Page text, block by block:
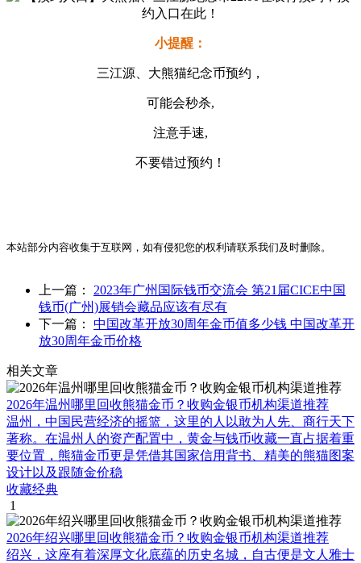
小提醒：
三江源、大熊猫纪念币预约，
可能会秒杀,
注意手速,
不要错过预约！
本站部分内容收集于互联网，如有侵犯您的权利请联系我们及时删除。
上一篇： 2023年广州国际钱币交流会 第21届CICE中国
钱币(广州)展销会藏品应该有尽有
下一篇： 中国改革开放30周年金币值多少钱 中国改革开
放30周年金币价格
相关文章
2026年温州哪里回收熊猫金币？收购金银币机构渠道推荐
温州，中国民营经济的摇篮，这里的人以敢为人先、商行天下
著称。在温州人的资产配置中，黄金与钱币收藏一直占据着重
要位置，熊猫金币更是凭借其国家信用背书、精美的熊猫图案
设计以及跟随金价稳
收藏经典
1
2026年绍兴哪里回收熊猫金币？收购金银币机构渠道推荐
绍兴，这座有着深厚文化底蕴的历史名城，自古便是文人雅士